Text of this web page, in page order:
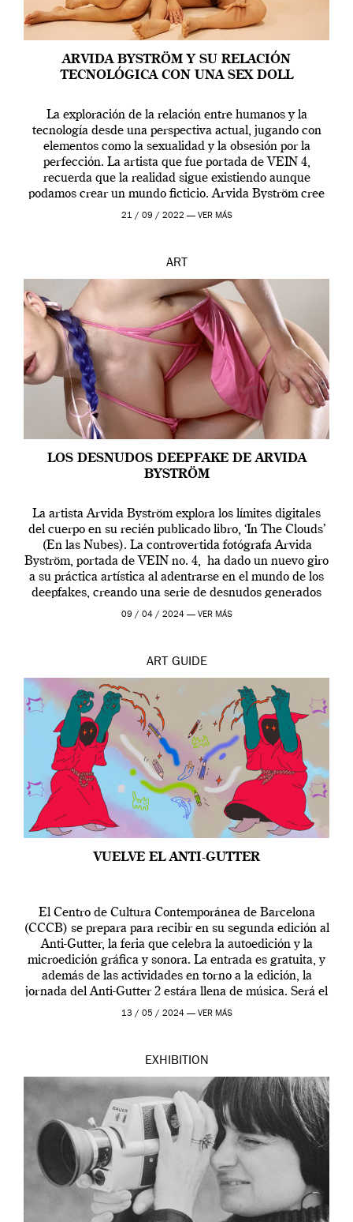
ARVIDA BYSTRÖM Y SU RELACIÓN
TECNOLÓGICA CON UNA SEX DOLL
La exploración de la relación entre humanos y la
tecnología desde una perspectiva actual, jugando con
elementos como la sexualidad y la obsesión por la
perfección. La artista que fue portada de VEIN 4,
recuerda que la realidad sigue existiendo aunque
podamos crear un mundo ficticio. Arvida Byström cree
que los humanos tienen un complejo […]
21 / 09 / 2022 — VER MÁS
ART
LOS DESNUDOS DEEPFAKE DE ARVIDA
BYSTRÖM
La artista Arvida Byström explora los límites digitales
del cuerpo en su recién publicado libro, ‘In The Clouds’
(En las Nubes). La controvertida fotógrafa Arvida
Byström, portada de VEIN no. 4, ha dado un nuevo giro
a su práctica artística al adentrarse en el mundo de los
deepfakes, creando una serie de desnudos generados
por […]
09 / 04 / 2024 — VER MÁS
ART GUIDE
VUELVE EL ANTI-GUTTER
El Centro de Cultura Contemporánea de Barcelona
(CCCB) se prepara para recibir en su segunda edición al
Anti-Gutter, la feria que celebra la autoedición y la
microedición gráfica y sonora. La entrada es gratuita, y
además de las actividades en torno a la edición, la
jornada del Anti-Gutter 2 estára llena de música. Será el
[…]
13 / 05 / 2024 — VER MÁS
EXHIBITION